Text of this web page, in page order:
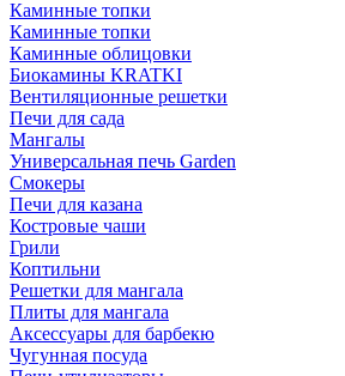
Каминные топки
Каминные топки
Каминные облицовки
Биокамины KRATKI
Вентиляционные решетки
Печи для сада
Мангалы
Универсальная печь Garden
Смокеры
Печи для казана
Костровые чаши
Грили
Коптильни
Решетки для мангала
Плиты для мангала
Аксессуары для барбекю
Чугунная посуда